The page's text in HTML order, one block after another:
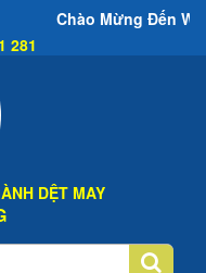
Đến Website Đại Hùng
281
DỆT MAY